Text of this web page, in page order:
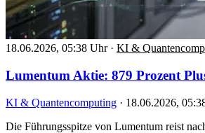
18.06.2026, 05:38 Uhr · KI &
Lumentum Aktie: 879 Prozent
KI & Quantencomputing · 18.06.2026,
Die Führungsspitze von Lumentum reist